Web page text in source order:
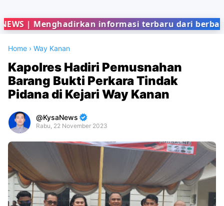
informasi terbaru dari berbagai
Home › Way Kanan
Kapolres Hadiri Pemusnahan
Barang Bukti Perkara Tindak
Pidana di Kejari Way Kanan
KysaNews
Rabu, 22 November 2023
Premium
Raushan
Design
With
Shroff